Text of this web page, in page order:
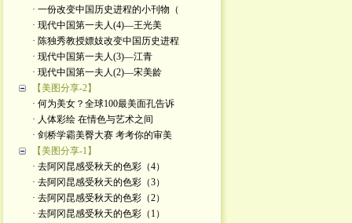
· 一份改变中国历史进程的小刊物（
· 现代中国第一夫人(4)—王光美
· 陈独秀教授嫖妓改变中国历史进程
· 现代中国第一夫人(3)—江青
· 现代中国第一夫人(2)—宋美龄
【美图分享-2】
· 何为美女？全球100最美面孔告诉
· 人体彩绘 在情色与艺术之间
· 剑桥学霸美臀大赛 考考你的审美
【美图分享-1】
· 去阿冈昆感受秋天的色彩（4）
· 去阿冈昆感受秋天的色彩（3）
· 去阿冈昆感受秋天的色彩（2）
· 去阿冈昆感受秋天的色彩（1）